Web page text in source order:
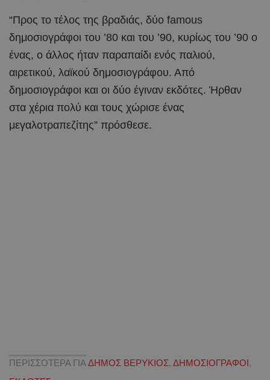
“Προς το τέλος της βραδιάς, δύο famous
δημοσιογράφοι του ’80 και του ’90, κυρίως του ’90 ο
ένας, ο άλλος ήταν παραπαίδι ενός παλιού,
αιρετικού, λαϊκού δημοσιογράφου. Από
δημοσιογράφοι και οι δύο έγιναν εκδότες. Ήρθαν
στα χέρια πολύ και τους χώρισε ένας
μεγαλοτραπεζίτης” πρόσθεσε.
ΠΕΡΙΣΣΟΤΕΡΑ ΓΙΑ ΔΗΜΟΣ ΒΕΡΥΚΙΟΣ, ΔΗΜΟΣΙΟΓΡΑΦΟΙ,